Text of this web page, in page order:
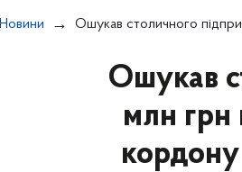
Новини Ошукав столичного підприємця на понад 6,5 млн грн під приводом закупівлі палива з-за кордону –
Ошукав
млн грн
кордону